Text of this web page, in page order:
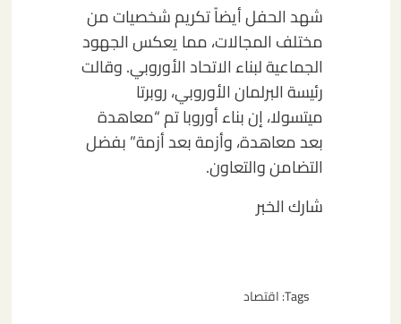
شهد الحفل أيضاً تكريم شخصيات من
مختلف المجالات، مما يعكس الجهود
الجماعية لبناء الاتحاد الأوروبي. وقالت
رئيسة البرلمان الأوروبي، روبرتا
ميتسولا، إن بناء أوروبا تم “معاهدة
بعد معاهدة، وأزمة بعد أزمة” بفضل
التضامن والتعاون.
شارك الخبر
Tags: اقتصاد